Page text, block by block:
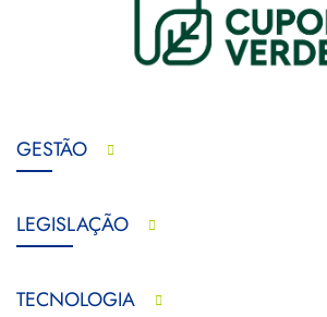
GESTÃO
LEGISLAÇÃO
TECNOLOGIA